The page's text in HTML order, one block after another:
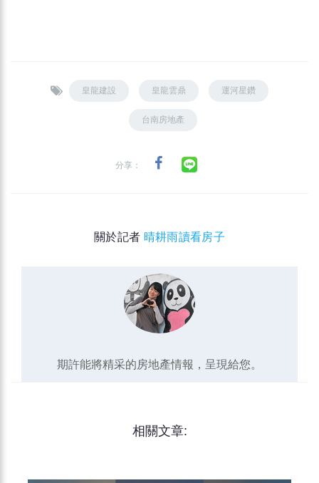
皇龍建設 皇龍雲鼎 運河星鑽
台南房地產
分享：
關於記者 晴耕雨讀看房子
期許能將精采的房地產情報，呈現給您。
相關文章: